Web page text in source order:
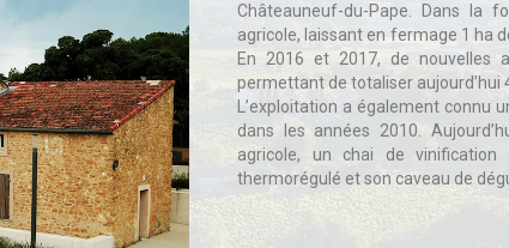
Châteauneuf-du-Pape. Dans la
agricole, laissant en fermage 1 ha
En 2016 et 2017, de nouvelles
permettant de totaliser aujourd’hui
L’exploitation a également connu
dans les années 2010.
agricole, un chai de vinification
thermorégulé et son caveau de